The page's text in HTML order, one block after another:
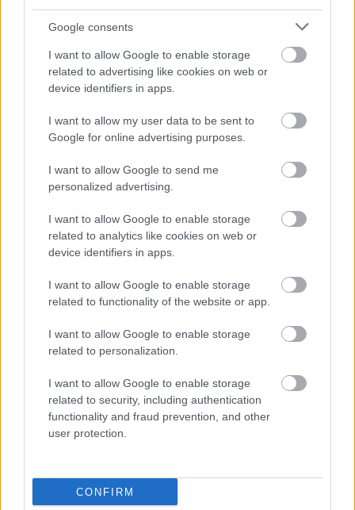
Google consents
I want to allow Google to enable storage
related to advertising like cookies on web or
device identifiers in apps.
I want to allow my user data to be sent to
Google for online advertising purposes.
I want to allow Google to send me
personalized advertising.
I want to allow Google to enable storage
related to analytics like cookies on web or
device identifiers in apps.
I want to allow Google to enable storage
related to functionality of the website or app.
I want to allow Google to enable storage
related to personalization.
I want to allow Google to enable storage
related to security, including authentication
functionality and fraud prevention, and other
user protection.
CONFIRM
a ManUtdFanatics.hu működését!
Kapcsolódó hírek
TARTALÉK CSAPAT
HIVATALOS: THOMPSON A